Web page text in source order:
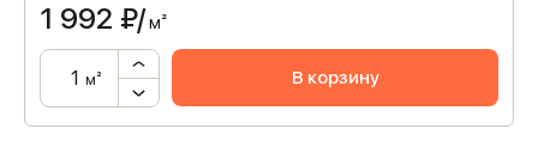
1 992 ₽/м²
м² В корзину